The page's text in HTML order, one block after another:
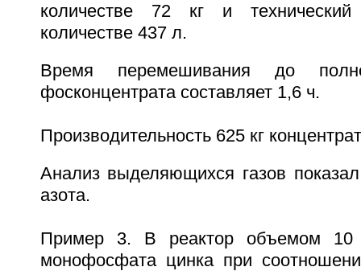
количестве 72 кг и
количестве 437 л.
Время перемешивания до
фосконцентрата составляет 1,6 ч.
Производительность 625 кг
Анализ выделяющихся газов показал
азота.
Пример 3. В реактор объемом
монофосфата цинка при